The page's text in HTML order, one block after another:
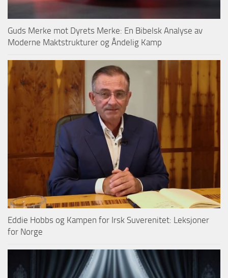
Guds Merke mot Dyrets Merke: En Bibelsk Analyse av
Moderne Maktstrukturer og Åndelig Kamp
Eddie Hobbs og Kampen for Irsk Suverenitet: Leksjoner
for Norge